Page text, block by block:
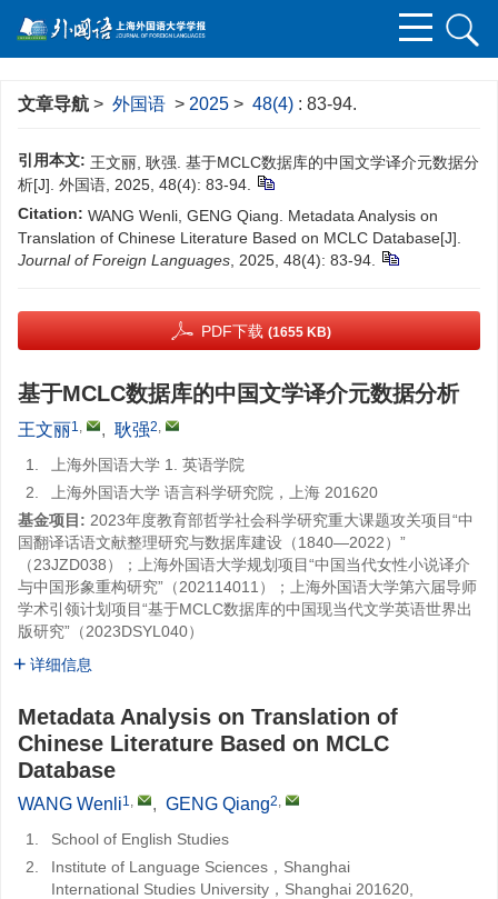
文章导航 > 外国语 > 2025 > 48(4) : 83-94.
引用本文: 王文丽, 耿强. 基于MCLC数据库的中国文学译介元数据分
析[J]. 外国语, 2025, 48(4): 83-94.
Citation: WANG Wenli, GENG Qiang. Metadata Analysis on
Translation of Chinese Literature Based on MCLC Database[J].
Journal of Foreign Languages , 2025, 48(4): 83-94.
PDF下载 (1655 KB)
基于MCLC数据库的中国文学译介元数据分析
王文丽1, , 耿强2,
1.
上海外国语大学 1. 英语学院
2.
上海外国语大学 语言科学研究院，上海 201620
基金项目: 2023年度教育部哲学社会科学研究重大课题攻关项目“中
国翻译话语文献整理研究与数据库建设（1840—2022）”
（23JZD038）；上海外国语大学规划项目“中国当代女性小说译介
与中国形象重构研究”（202114011）；上海外国语大学第六届导师
学术引领计划项目“基于MCLC数据库的中国现当代文学英语世界出
版研究”（2023DSYL040）
详细信息
Metadata Analysis on Translation of
Chinese Literature Based on MCLC
Database
WANG Wenli1, , GENG Qiang2,
1.
School of English Studies
2.
Institute of Language Sciences，Shanghai
International Studies University，Shanghai 201620,